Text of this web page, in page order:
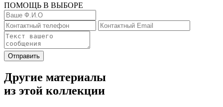
ПОМОЩЬ В ВЫБОРЕ
Отправить
Другие материалы
из этой коллекции